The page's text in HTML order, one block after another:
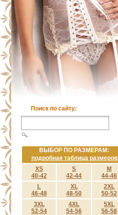
Поиск по сайту:
ВЫБОР ПО РАЗМЕРАМ:
подробная таблица размеров
XS
40-42
S
42-44
M
44-46
L
46-48
XL
48-50
2XL
50-52
3XL
52-54
4XL
54-56
5XL
56-58